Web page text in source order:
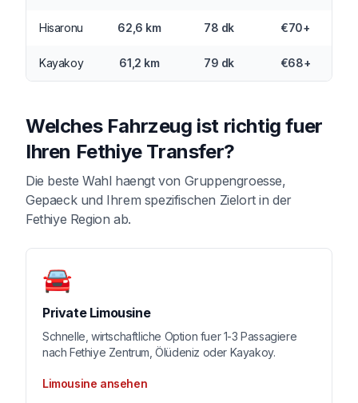
Hisaronu 62,6 km 78 dk €70+
Kayakoy 61,2 km 79 dk €68+
Welches Fahrzeug ist richtig fuer
Ihren Fethiye Transfer?
Die beste Wahl haengt von Gruppengroesse,
Gepaeck und Ihrem spezifischen Zielort in der
Fethiye Region ab.
🚘
Private Limousine
Schnelle, wirtschaftliche Option fuer 1-3 Passagiere
nach Fethiye Zentrum, Ölüdeniz oder Kayakoy.
Limousine ansehen